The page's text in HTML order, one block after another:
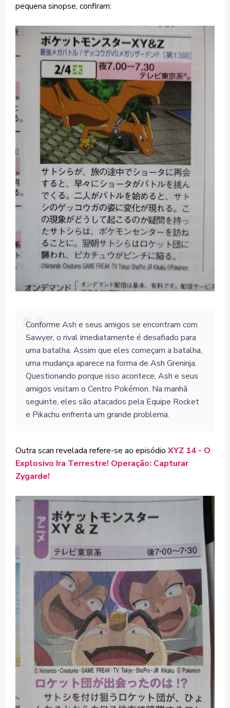
pequena sinopse, confiram:
Conforme Ash e seus amigos se encontram com
Sawyer, o rival imediatamente é desafiado para
uma batalha. Assim que eles começam a batalha,
uma mudança aparece na forma de Ash Greninja.
Questionando porque isso acontece, Ash e seus
amigos visitam o Centro Pokémon. Na manhã
seguinte, eles são atacados pela Equipe Rocket
e Pikachu enfrenta um grande problema.
Outra scan revelada refere-se ao episódio XYZ 14 - O
Explosivo Ira Terrestre! Operação: Capturar
Zygarde!